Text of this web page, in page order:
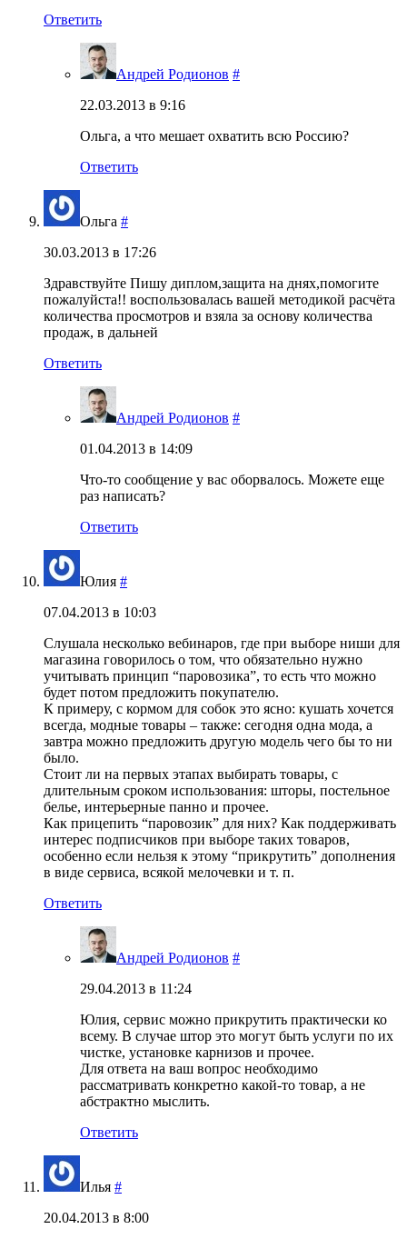
Ответить
Андрей Родионов #
22.03.2013 в 9:16
Ольга, а что мешает охватить всю Россию?
Ответить
Ольга #
30.03.2013 в 17:26
Здравствуйте Пишу диплом,защита на днях,помогите
пожалуйста!! воспользовалась вашей методикой расчёта
количества просмотров и взяла за основу количества
продаж, в дальней
Ответить
Андрей Родионов #
01.04.2013 в 14:09
Что-то сообщение у вас оборвалось. Можете еще
раз написать?
Ответить
Юлия #
07.04.2013 в 10:03
Слушала несколько вебинаров, где при выборе ниши для
магазина говорилось о том, что обязательно нужно
учитывать принцип “паровозика”, то есть что можно
будет потом предложить покупателю.
К примеру, с кормом для собок это ясно: кушать хочется
всегда, модные товары – также: сегодня одна мода, а
завтра можно предложить другую модель чего бы то ни
было.
Стоит ли на первых этапах выбирать товары, с
длительным сроком использования: шторы, постельное
белье, интерьерные панно и прочее.
Как прицепить “паровозик” для них? Как поддерживать
интерес подписчиков при выборе таких товаров,
особенно если нельзя к этому “прикрутить” дополнения
в виде сервиса, всякой мелочевки и т. п.
Ответить
Андрей Родионов #
29.04.2013 в 11:24
Юлия, сервис можно прикрутить практически ко
всему. В случае штор это могут быть услуги по их
чистке, установке карнизов и прочее.
Для ответа на ваш вопрос необходимо
рассматривать конкретно какой-то товар, а не
абстрактно мыслить.
Ответить
Илья #
20.04.2013 в 8:00